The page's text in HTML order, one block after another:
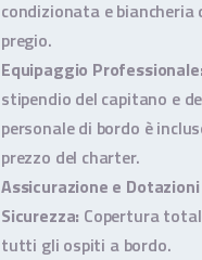
condizionata e biancheria
pregio.
Equipaggio Professionale:
stipendio del capitano e
personale di bordo è
prezzo del charter.
Assicurazione e
Sicurezza: Copertura
tutti gli ospiti a bordo.